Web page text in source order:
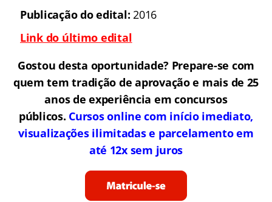
Publicação do edital:2016
Link do último edital
Gostou desta oportunidade? Prepare-se com
quem tem tradição de aprovação e mais de 25
anos de experiência em concursos
públicos. Cursos online com início imediato,
visualizações ilimitadas e parcelamento em
até 12x sem juros